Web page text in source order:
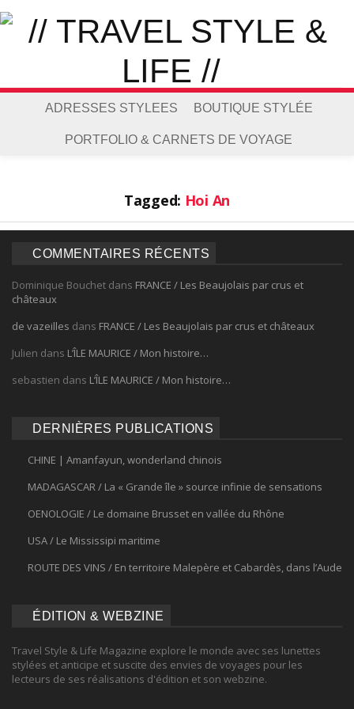
ADRESSES STYLEES BOUTIQUE STYLÉE
PORTFOLIO & CARNETS DE VOYAGE
Tagged: Hoi An
COMMENTAIRES RÉCENTS
Dominique Bouchet dans FRANCE / Les Beaujolais par crus et
châteaux
de vazeilles dans FRANCE / Les Beaujolais par crus et châteaux
Julien dans L’ÎLE MAURICE / Mon histoire…
sebastien dans L’ÎLE MAURICE / Mon histoire…
DERNIÈRES PUBLICATIONS
CHINE | Amanfayun, wonderland chinois
MADAGASCAR / La « Grande île » source infinie de sensations
OENOLOGIE / Le domaine Brusset en vallée du Rhône
USA / Le Mississipi maritime
ROUTE DES VINS / En territoire Malepère et Cabardès, dans l’Aude
ÉDITION & WEBZINE
Travel Style & Life Magazine explore le monde avec ses lunettes
stylées et anticipe et suscite des envies de voyages pour les
lecteurs de ses réalisations d'édition et son webzine.